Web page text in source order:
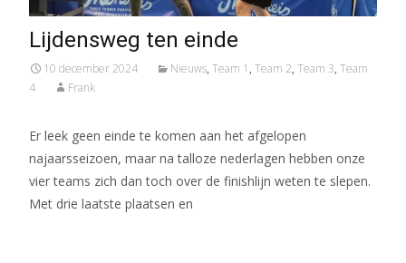
Lijdensweg ten einde
10 december 2024 Nieuws, Team 1 , Team 2, Team 3, Team
4
Frank
Er leek geen einde te komen aan het afgelopen
najaarsseizoen, maar na talloze nederlagen hebben onze
vier teams zich dan toch over de finishlijn weten te slepen.
Met drie laatste plaatsen en